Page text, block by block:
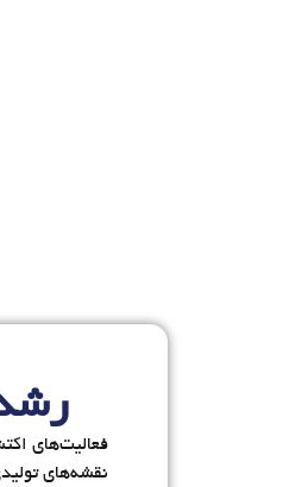
رشد ۷ برابری فعالیت‌های بخش معدن و
فعالیت‌های
نقشه‌های